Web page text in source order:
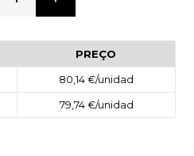
PREÇO
80,14 €/unidad
79,74 €/unidad